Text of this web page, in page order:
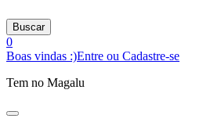
Buscar
0
Boas vindas :)Entre ou Cadastre-se
Tem no Magalu